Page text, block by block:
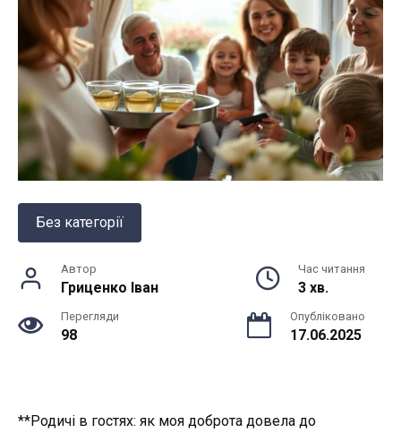
Без категорії
Автор
Гриценко Іван
Час читання
3 хв.
Перегляди
98
Опубліковано
17.06.2025
**Родичі в гостях: як моя доброта довела до